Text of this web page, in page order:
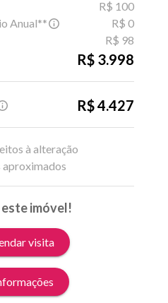
R$ 100
Anual**
R$ 0
R$ 98
R$ 3.998
R$ 4.427
à alteração
aproximados
imóvel!
visita